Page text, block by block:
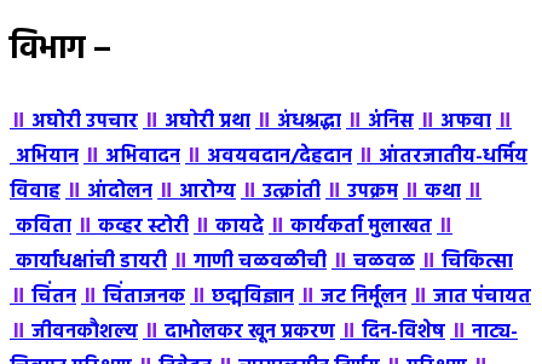
विभाग –
॥अघोरी उपचार॥अघोरी प्रथा॥अंधश्रद्धा॥अंंनिस॥अफवा॥
अभियान॥अभिवादन॥अवयवदान/देहदान॥आंतरजातीय-धर्मिय
विवाह॥आंदोलन॥आरोग्य॥उत्क्रांती॥उपक्रम॥कथा॥
कविता॥कव्हर स्टोरी॥कायदे॥कार्यकर्ता मुलाखत॥
कार्याधक्षांची डायरी॥गाणी चळवळीची॥चळवळ॥चिकित्सा
॥चिंतन॥चिंताजनक॥छद्मविज्ञान॥जट निर्मूलन॥जात पंचायत
॥जीवनकौशल्य॥दाभोलकर खून प्रकरण॥दिन-विशेष॥नाट्य-